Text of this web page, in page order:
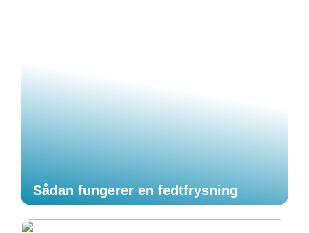
Sådan fungerer en fedtfrysning